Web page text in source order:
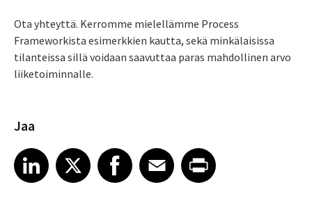
Ota yhteyttä. Kerromme mielellämme Process
Frameworkista esimerkkien kautta, sekä minkälaisissa
tilanteissa sillä voidaan saavuttaa paras mahdollinen arvo
liiketoiminnalle.
Jaa
Share article on LinkedIn
LinkedIn
Share article on XShare article on Facebook
Facebook
Share article on Email
EmailShare article on Print